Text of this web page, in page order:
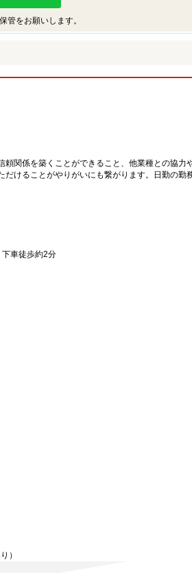
管をお願いします。
関係を築くことができること、他業種との協力
けることがやりがいにも繋がります。日勤の勤
下車徒歩約2分
）